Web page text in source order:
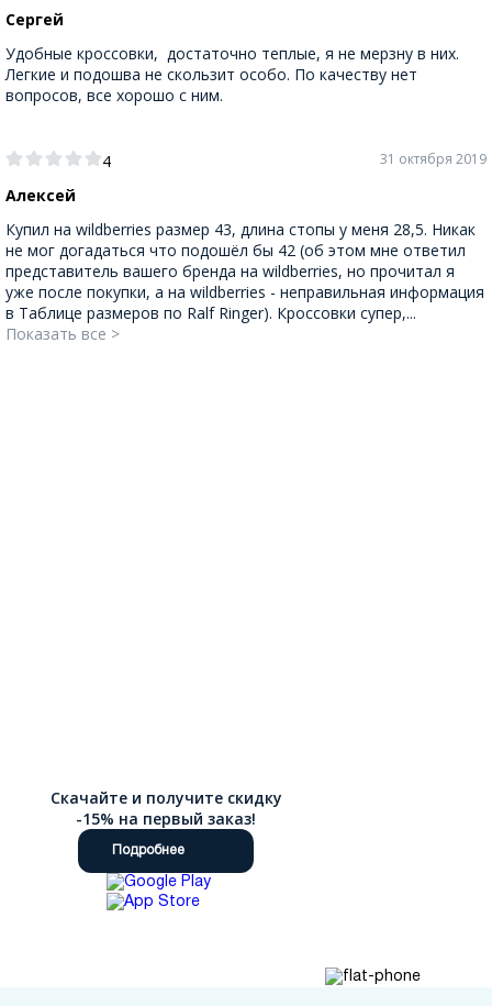
Сергей
Удобные кроссовки, достаточно теплые, я не мерзну в них.
Легкие и подошва не скользит особо. По качеству нет
вопросов, все хорошо с ним.
4
Алексей
31 октября 2019
Купил на wildberries размер 43, длина стопы у меня 28,5. Никак
не мог догадаться что подошёл бы 42 (об этом мне ответил
представитель вашего бренда на wildberries, но прочитал я
уже после покупки, а на wildberries - неправильная информация
в Таблице размеров по Ralf Ringer). Кроссовки супер,...
Показать все >
Скачайте и получите скидку
-15% на первый заказ!
Подробнее